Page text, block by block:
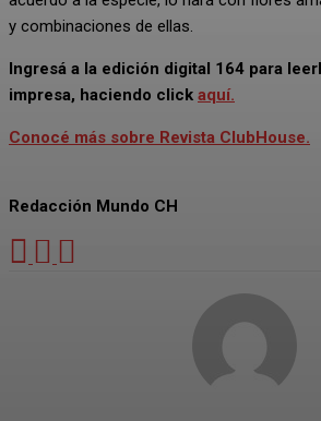
y combinaciones de ellas.
Ingresá a la edición digital 164 para
impresa, haciendo click aquí.
Conocé más sobre Revista ClubHouse.
Redacción Mundo CH